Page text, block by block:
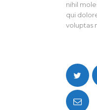
nihil
qui
voluptas